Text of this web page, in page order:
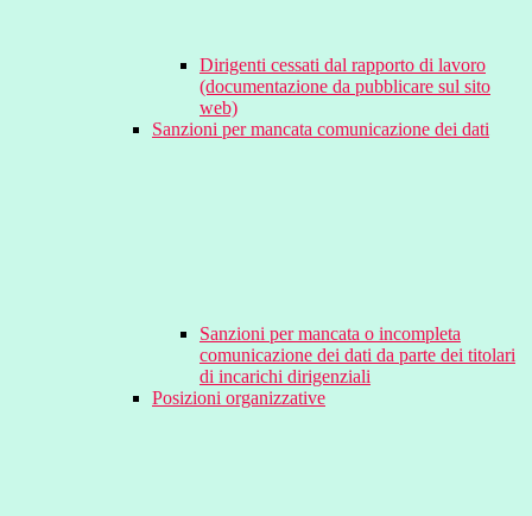
Dirigenti cessati dal rapporto di lavoro
(documentazione da pubblicare sul sito
web)
Sanzioni per mancata comunicazione dei dati
Sanzioni per mancata o incompleta
comunicazione dei dati da parte dei titolari
di incarichi dirigenziali
Posizioni organizzative